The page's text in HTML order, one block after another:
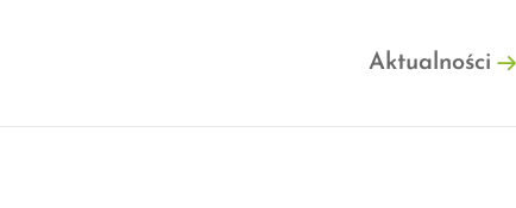
PROFINFO.PL Aktualności